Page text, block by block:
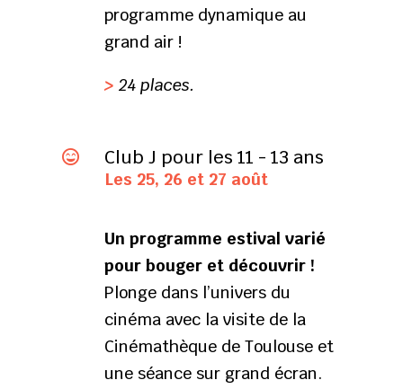
programme dynamique au
grand air !
> 24 places.
 Club J pour les 11 - 13 ans
Les 25, 26 et 27 août
Un programme estival varié
pour bouger et découvrir !
Plonge dans l’univers du
cinéma avec la visite de la
Cinémathèque de Toulouse et
une séance sur grand écran.